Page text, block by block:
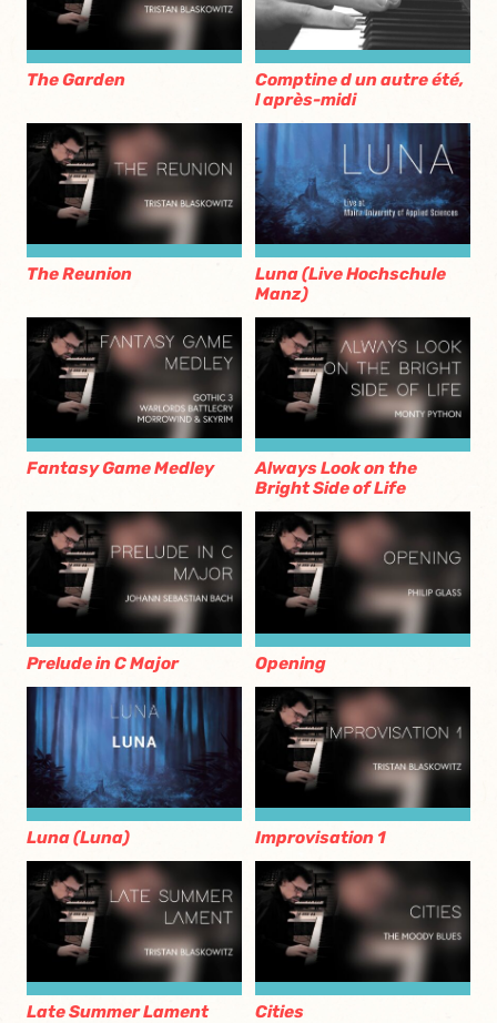
The Garden
Comptine d un autre été,
l après-midi
The Reunion
Luna (Live Hochschule
Manz)
Fantasy Game Medley
Always Look on the
Bright Side of Life
Prelude in C Major Opening
Luna (Luna) Improvisation 1
Late Summer Lament Cities